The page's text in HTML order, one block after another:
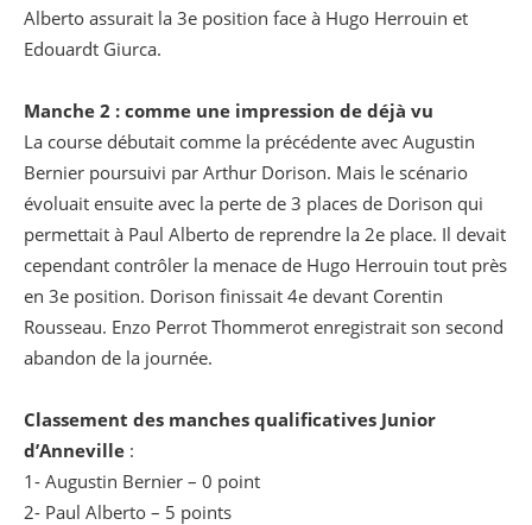
Alberto assurait la 3e position face à Hugo Herrouin et
Edouardt Giurca.
Manche 2 : comme une impression de déjà vu
La course débutait comme la précédente avec Augustin
Bernier poursuivi par Arthur Dorison. Mais le scénario
évoluait ensuite avec la perte de 3 places de Dorison qui
permettait à Paul Alberto de reprendre la 2e place. Il devait
cependant contrôler la menace de Hugo Herrouin tout près
en 3e position. Dorison finissait 4e devant Corentin
Rousseau. Enzo Perrot Thommerot enregistrait son second
abandon de la journée.
Classement des manches qualificatives Junior
d’Anneville :
1- Augustin Bernier – 0 point
2- Paul Alberto – 5 points